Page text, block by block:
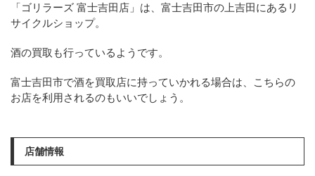
「ゴリラーズ 富士吉田店」は、富士吉田市の上吉田にあるリ
サイクルショップ。
酒の買取も行っているようです。
富士吉田市で酒を買取店に持っていかれる場合は、こちらの
お店を利用されるのもいいでしょう。
店舗情報